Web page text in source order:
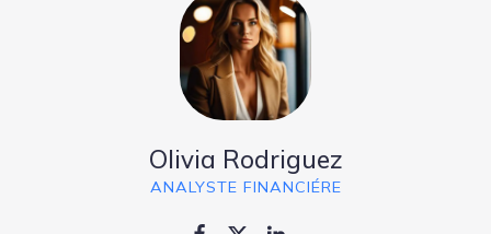
Olivia Rodriguez
ANALYSTE FINANCIÉRE